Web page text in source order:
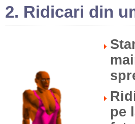
2. Ridicari din
pe